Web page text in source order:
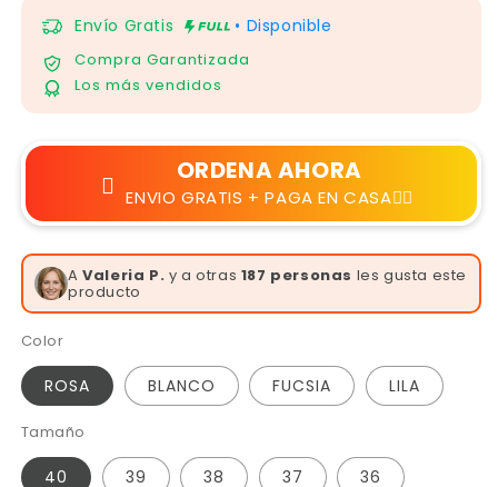
Envío Gratis • Disponible
Compra Garantizada
Los más vendidos
ORDENA AHORA
ENVIO GRATIS + PAGA EN CASA👆🏻
A Valentina M. y a otras 187 personas les gusta
este producto
Color
ROSA BLANCO FUCSIA LILA
Tamaño
40 39 38 37 36